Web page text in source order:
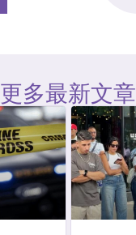
更多最新文章